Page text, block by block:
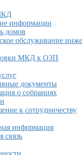
информации
домов
обслуживание
МКД к ОЗП
документы
о собраниях
к сотрудничеству
информация
связь